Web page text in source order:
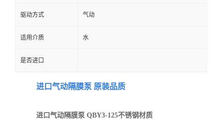
驱动方式 气动
适用介质 水
是否进口
进口气动隔膜泵 原装品质
进口气动隔膜泵 QBY3-125不锈钢材质